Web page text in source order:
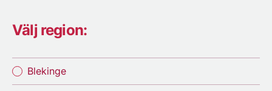
Välj region:
Blekinge